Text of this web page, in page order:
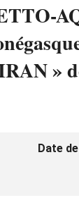
»
Date